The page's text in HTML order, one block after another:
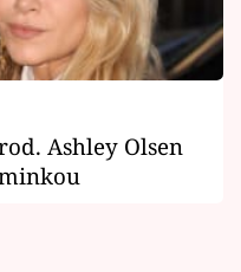
Ashley Olsen